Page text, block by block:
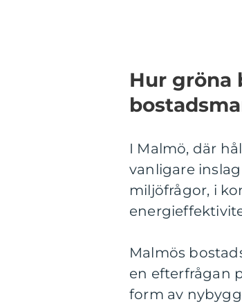
Hur gröna
I Malmö, där
vanligare
miljöfrågor, i
Malmös
en efterfrågan
form av